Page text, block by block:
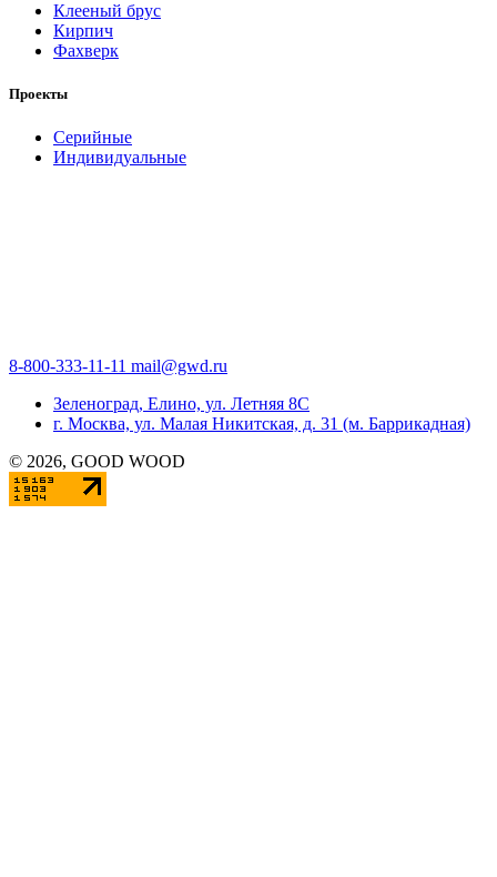
Клееный брус
Кирпич
Фахверк
Проекты
Серийные
Индивидуальные
8-800-333-11-11 mail@gwd.ru
Зеленоград, Елино, ул. Летняя 8С
г. Москва, ул. Малая Никитская, д. 31 (м. Баррикадная)
© 2026, GOOD WOOD